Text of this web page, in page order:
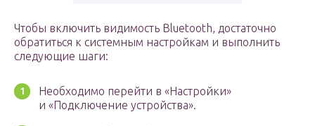
Чтобы включить видимость Bluetooth, достаточно
обратиться к системным настройкам и выполнить
следующие шаги:
Необходимо перейти в «Настройки»
и «Подключение устройства».